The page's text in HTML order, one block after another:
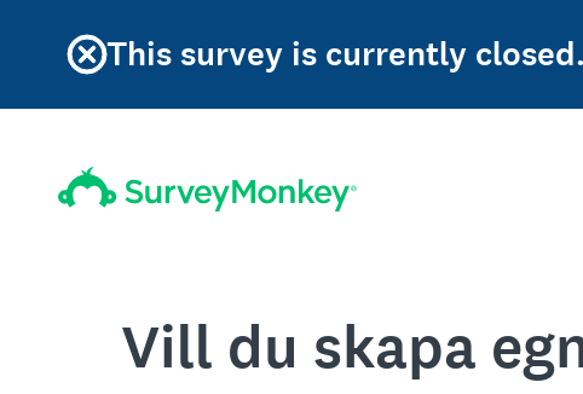
This survey is currently
Vill du skapa